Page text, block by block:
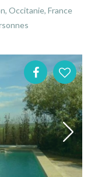
Occitanie, France